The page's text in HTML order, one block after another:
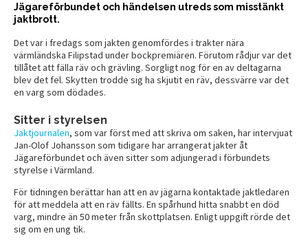
Jägareförbundet och händelsen utreds som misstänkt
jaktbrott.
Det var i fredags som jakten genomfördes i trakter nära
värmländska Filipstad under bockpremiären. Förutom rådjur var det
tillåtet att fälla räv och grävling. Sorgligt nog för en av deltagarna
blev det fel. Skytten trodde sig ha skjutit en räv, dessvärre var det
en varg som dödades.
Sitter i styrelsen
Jaktjournalen, som var först med att skriva om saken, har intervjuat
Jan-Olof Johansson som tidigare har arrangerat jakter åt
Jägareförbundet och även sitter som adjungerad i förbundets
styrelse i Värmland.
För tidningen berättar han att en av jägarna kontaktade jaktledaren
för att meddela att en räv fällts. En spårhund hitta snabbt en död
varg, mindre än 50 meter från skottplatsen. Enligt uppgift rörde det
sig om en ung tik.